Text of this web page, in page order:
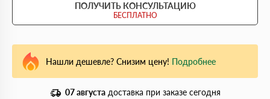
ПОЛУЧИТЬ КОНСУЛЬТАЦИЮ
БЕСПЛАТНО
Нашли дешевле? Снизим цену! Подробнее
07 августа доставка при заказе сегодня